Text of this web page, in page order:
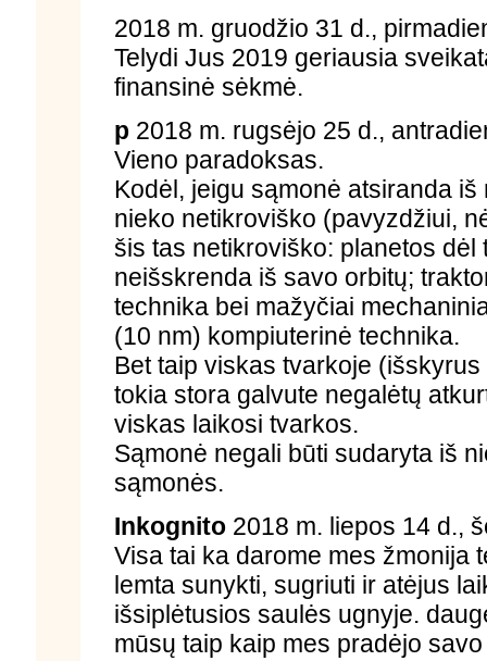
2018 m. gruodžio 31 d.,
Telydi Jus 2019 geriausia
finansinė sėkmė.
p2018 m. rugsėjo 25 d.,
Vieno paradoksas.
Kodėl, jeigu sąmonė atsiranda
nieko netikroviško (pavyzdžiui,
šis tas netikroviško: planetos
neišskrenda iš savo orbitų;
technika bei mažyčiai
(10 nm) kompiuterinė technika.
Bet taip viskas tvarkoje
tokia stora galvute negalėtų
viskas laikosi tvarkos.
Sąmonė negali būti sudaryta iš
sąmonės.
Inkognito2018 m. liepos 14 d.,
Visa tai ka darome mes žmonija
lemta sunykti, sugriuti ir atėjus
išsiplėtusios saulės ugnyje.
mūsų taip kaip mes pradėjo